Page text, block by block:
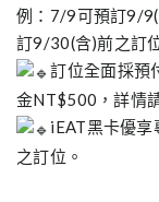
例：7/9可預訂9/
訂9/30(含)前之訂
訂位全面採預
金NT$500，詳情
iEAT黑卡優享
之訂位。